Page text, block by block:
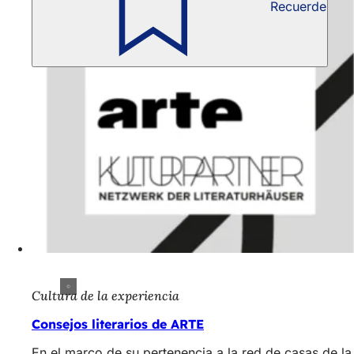
Recuerde
Cultura de la experiencia
Consejos literarios de ARTE